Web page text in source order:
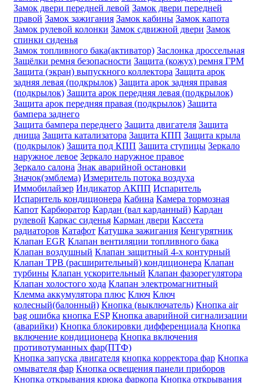
Замок двери передней левой Замок двери передней
правой Замок зажигания Замок кабины Замок капота
Замок рулевой колонки Замок сдвижной двери Замок
спинки сиденья
Замок топливного бака(активатор) Заслонка дроссельная
Защёлки ремня безопасности Защита (кожух) ремня ГРМ
Защита (экран) выпускного коллектора Защита арок
задняя левая (подкрылок) Защита арок задняя правая
(подкрылок) Защита арок передняя левая (подкрылок)
Защита арок передняя правая (подкрылок) Защита
бампера заднего
Защита бампера переднего Защита двигателя Защита
днища Защита катализатора Защита КПП Защита крыла
(подкрылок) Защита под КПП Защита ступицы Зеркало
наружное левое Зеркало наружное правое
Зеркало салона Знак аварийной остановки
Значок(эмблема) Измеритель потока воздуха
Иммобилайзер Индикатор АКПП Испаритель
Испаритель кондиционера Кабина Камера тормозная
Капот Карбюратор Кардан (вал карданный) Кардан
рулевой Каркас сиденья Карман двери Кассета
радиаторов Катафот Катушка зажигания Кенгурятник
Клапан EGR Клапан вентиляции топливного бака
Клапан воздушный Клапан защитный 4-х контурный
Клапан ТРВ (расширительный) кондиционера Клапан
турбины Клапан ускорительный Клапан фазорегулятора
Клапан холостого хода Клапан электромагнитный
Клемма аккумулятора плюс Ключ Ключ
колесный(балонный) Кнопка (выключатель) Кнопка air
bag ошибка кнопка ESP Кнопка аварийной сигнализации
(аварийки) Кнопка блокировки дифференциала Кнопка
включение кондиционера Кнопка включения
противотуманных фар(ПТФ)
Кнопка запуска двигателя кнопка корректора фар Кнопка
омывателя фар Кнопка освещения панели приборов
Кнопка открывания крюка фаркопа Кнопка открывания